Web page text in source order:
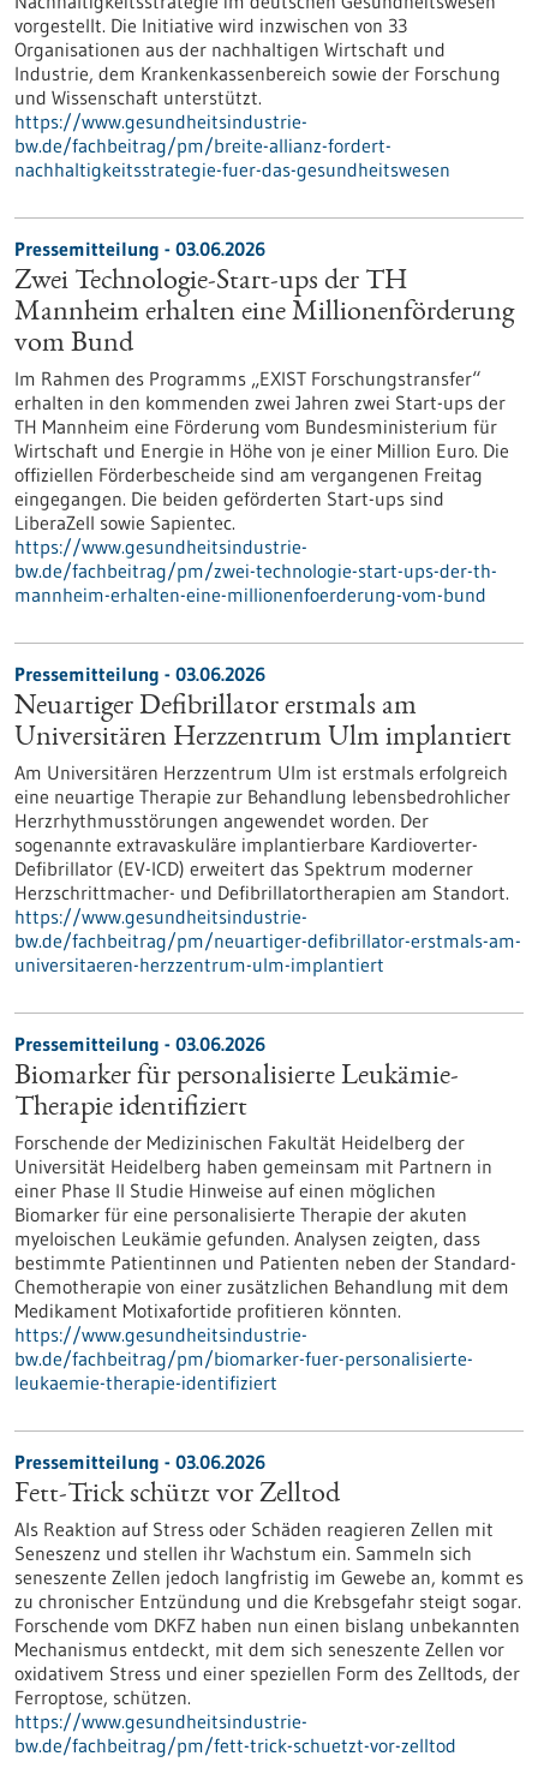
vorgestellt. Die Initiative wird inzwischen von 33
Organisationen aus der nachhaltigen Wirtschaft und
Industrie, dem Krankenkassenbereich sowie der Forschung
und Wissenschaft unterstützt.
https://www.gesundheitsindustrie-
bw.de/fachbeitrag/pm/breite-allianz-fordert-
nachhaltigkeitsstrategie-fuer-das-gesundheitswesen
Pressemitteilung - 03.06.2026
Zwei Technologie-Start-ups der TH
Mannheim erhalten eine Millionenförderung
vom Bund
Im Rahmen des Programms „EXIST Forschungstransfer“
erhalten in den kommenden zwei Jahren zwei Start-ups der
TH Mannheim eine Förderung vom Bundesministerium für
Wirtschaft und Energie in Höhe von je einer Million Euro. Die
offiziellen Förderbescheide sind am vergangenen Freitag
eingegangen. Die beiden geförderten Start-ups sind
LiberaZell sowie Sapientec.
https://www.gesundheitsindustrie-
bw.de/fachbeitrag/pm/zwei-technologie-start-ups-der-th-
mannheim-erhalten-eine-millionenfoerderung-vom-bund
Pressemitteilung - 03.06.2026
Neuartiger Defibrillator erstmals am
Universitären Herzzentrum Ulm implantiert
Am Universitären Herzzentrum Ulm ist erstmals erfolgreich
eine neuartige Therapie zur Behandlung lebensbedrohlicher
Herzrhythmusstörungen angewendet worden. Der
sogenannte extravaskuläre implantierbare Kardioverter-​
Defibrillator (EV-​ICD) erweitert das Spektrum moderner
Herzschrittmacher-​ und Defibrillatortherapien am Standort.
https://www.gesundheitsindustrie-
bw.de/fachbeitrag/pm/neuartiger-defibrillator-erstmals-am-
universitaeren-herzzentrum-ulm-implantiert
Pressemitteilung - 03.06.2026
Biomarker für personalisierte Leukämie-
Therapie identifiziert
Forschende der Medizinischen Fakultät Heidelberg der
Universität Heidelberg haben gemeinsam mit Partnern in
einer Phase II Studie Hinweise auf einen möglichen
Biomarker für eine personalisierte Therapie der akuten
myeloischen Leukämie gefunden. Analysen zeigten, dass
bestimmte Patientinnen und Patienten neben der Standard-
Chemotherapie von einer zusätzlichen Behandlung mit dem
Medikament Motixafortide profitieren könnten.
https://www.gesundheitsindustrie-
bw.de/fachbeitrag/pm/biomarker-fuer-personalisierte-
leukaemie-therapie-identifiziert
Pressemitteilung - 03.06.2026
Fett-Trick schützt vor Zelltod
Als Reaktion auf Stress oder Schäden reagieren Zellen mit
Seneszenz und stellen ihr Wachstum ein. Sammeln sich
seneszente Zellen jedoch langfristig im Gewebe an, kommt es
zu chronischer Entzündung und die Krebsgefahr steigt sogar.
Forschende vom DKFZ haben nun einen bislang unbekannten
Mechanismus entdeckt, mit dem sich seneszente Zellen vor
oxidativem Stress und einer speziellen Form des Zelltods, der
Ferroptose, schützen.
https://www.gesundheitsindustrie-
bw.de/fachbeitrag/pm/fett-trick-schuetzt-vor-zelltod